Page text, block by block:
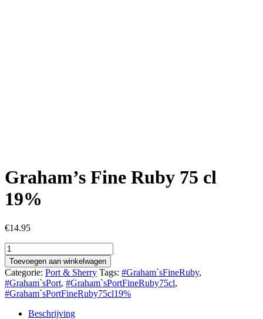
Graham’s Fine Ruby 75 cl
19%
€14.95
Graham's
Fine
Ruby
75
cl
19%
aantal
Toevoegen aan winkelwagen
Categorie: Port & Sherry Tags: #Graham`sFineRuby,
#Graham`sPort, #Graham`sPortFineRuby75cl,
#Graham`sPortFineRuby75cl19%
Beschrijving